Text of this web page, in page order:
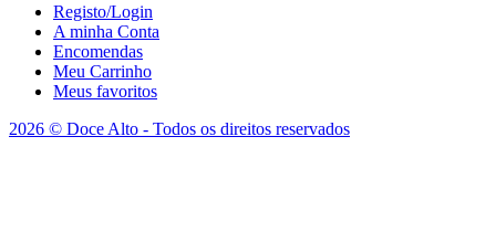
Registo/Login
A minha Conta
Encomendas
Meu Carrinho
Meus favoritos
2026 © Doce Alto - Todos os direitos reservados